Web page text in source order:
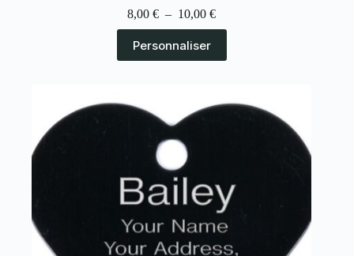
8,00€ – 10,00€
Personnaliser